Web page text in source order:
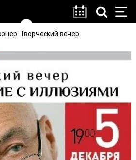
Творческий вечер